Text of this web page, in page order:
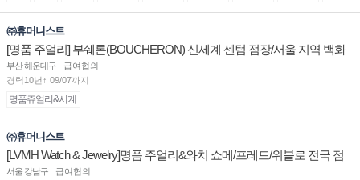
㈜휴머니스트
[명품 주얼리] 부쉐론(BOUCHERON) 신세계 센텀 점장/서울 지역 백화
점 판매사원 채용
부산 해운대구
급여협의
경력10년↑ 09/07까지
명품쥬얼리&시계
㈜휴머니스트
[LVMH Watch & Jewelry]명품 주얼리&와치 쇼메/프레드/위블로 전국 점
장/부점장/판매사원 채용
서울 강남구
급여협의